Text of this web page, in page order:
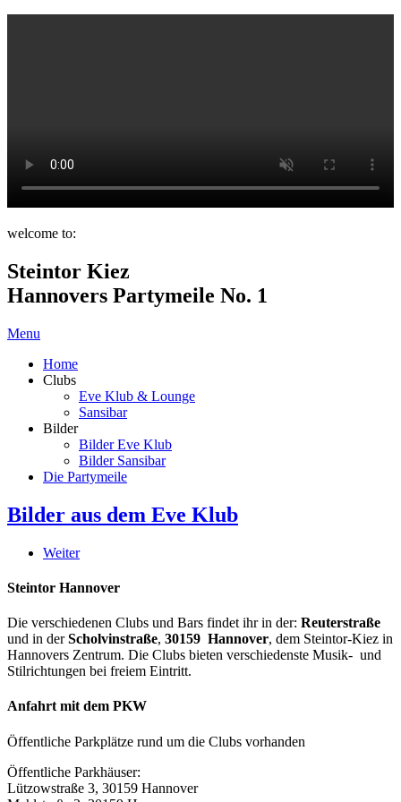
welcome to:
Steintor Kiez
Hannovers Partymeile No. 1
Menu
Home
Clubs
Eve Klub & Lounge
Sansibar
Bilder
Bilder Eve Klub
Bilder Sansibar
Die Partymeile
Bilder aus dem Eve Klub
Weiter
Steintor Hannover
Die verschiedenen Clubs und Bars findet ihr in der: Reuterstraße
und in derScholvinstraße, 30159 Hannover, dem Steintor-Kiez in
Hannovers Zentrum. Die Clubs bieten verschiedenste Musik- und
Stilrichtungen bei freiem Eintritt.
Anfahrt mit dem PKW
Öffentliche Parkplätze rund um die Clubs vorhanden
Öffentliche Parkhäuser:
Lützowstraße 3, 30159 Hannover